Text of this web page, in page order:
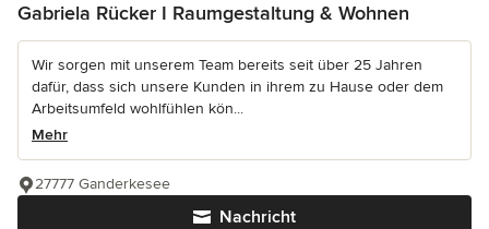
Gabriela Rücker I Raumgestaltung & Wohnen
Wir sorgen mit unserem Team bereits seit über 25 Jahren
dafür, dass sich unsere Kunden in ihrem zu Hause oder dem
Arbeitsumfeld wohlfühlen kön...
Mehr
Nachricht
27777 Ganderkesee